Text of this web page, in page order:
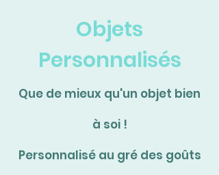
Objets
Personnalisés
Que de mieux qu'un objet bien
à soi !
Personnalisé au gré des goûts